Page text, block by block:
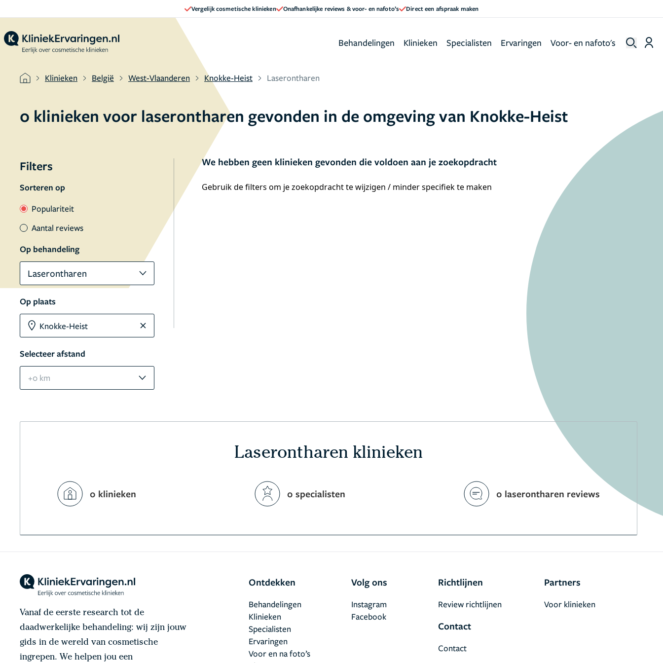
Vergelijk cosmetische klinieken Onafhankelijke reviews & voor- en nafoto’s Direct een afspraak maken
Behandelingen Klinieken Specialisten Ervaringen Voor- en nafoto's
Klinieken België West-Vlaanderen Knokke-Heist Laserontharen
0 klinieken voor laserontharen gevonden in de omgeving van Knokke-Heist
Filters
Sorteren op
Populariteit
Aantal reviews
Op behandeling
Laserontharen
Op plaats
Selecteer afstand
+0 km
We hebben geen klinieken gevonden die voldoen aan je zoekopdracht
Gebruik de filters om je zoekopdracht te wijzigen / minder specifiek te maken
Laserontharen klinieken
0 klinieken 0 specialisten 0 laserontharen reviews
Vanaf de eerste research tot de
daadwerkelijke behandeling: wij zijn jouw
gids in de wereld van cosmetische
ingrepen. We helpen jou een
Ontdekken
Behandelingen
Klinieken
Specialisten
Ervaringen
Voor en na foto’s
Volg ons
Facebook
Instagram
Richtlijnen
Review richtlijnen
Contact
Contact
Partners
Voor klinieken